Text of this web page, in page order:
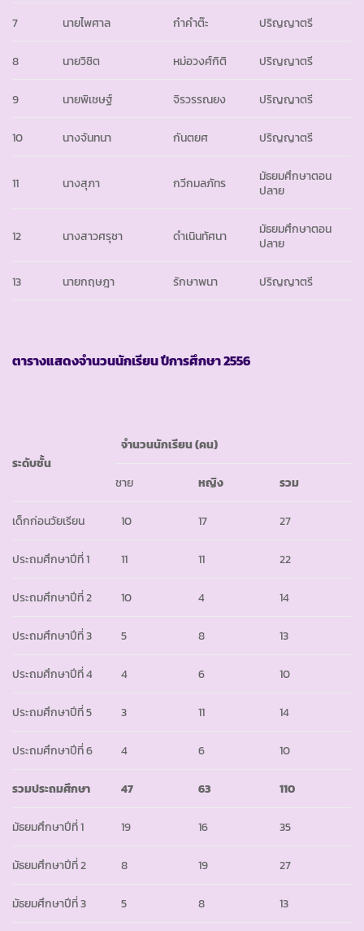
7 นายไพศาล ก๋าคำต๊ะ ปริญญาตรี
8 นายวิชิต หม่อวงศ์กิติ ปริญญาตรี
9 นายพิเชษฐ์ จิรวรรณยง ปริญญาตรี
10 นางจันทนา กันตยศ ปริญญาตรี
11 นางสุภา กวีกมลภัทร
มัธยมศึกษาตอน
ปลาย
12 นางสาวศรุชา ดำเนินทัศนา
มัธยมศึกษาตอน
ปลาย
13 นายกฤษฎา รักษาพนา ปริญญาตรี
ตารางแสดงจำนวนนักเรียน ปีการศึกษา2556
ระดับชั้น
จำนวนนักเรียน (คน)
ชาย หญิง รวม
เด็กก่อนวัยเรียน 10 17 27
ประถมศึกษาปีที่ 1 11 11 22
ประถมศึกษาปีที่ 2 10 4 14
ประถมศึกษาปีที่ 3 5 8 13
ประถมศึกษาปีที่ 4 4 6 10
ประถมศึกษาปีที่ 5 3 11 14
ประถมศึกษาปีที่ 6 4 6 10
รวมประถมศึกษา 47 63 110
มัธยมศึกษาปีที่ 1 19 16 35
มัธยมศึกษาปีที่ 2 8 19 27
มัธยมศึกษาปีที่ 3 5 8 13